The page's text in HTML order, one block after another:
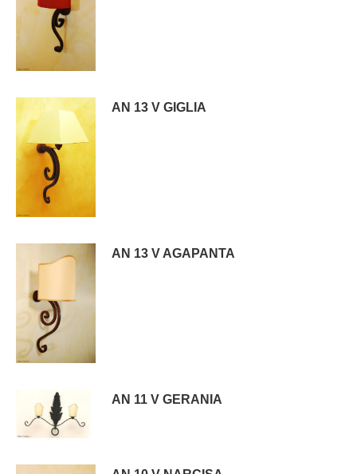
AN 13 V GIGLIA
AN 13 V AGAPANTA
AN 11 V GERANIA